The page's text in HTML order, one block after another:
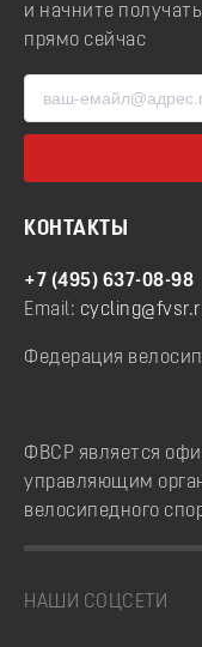
и начните
прямо сейчас
КОНТАКТЫ
+7 (495) 637-08-98
Email:
Федерация
ФВСР является
управляющим
велосипедного
НАШИ СОЦСЕТИ